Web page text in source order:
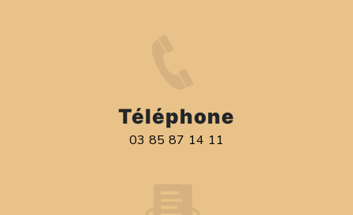
Téléphone
03 85 87 14 11